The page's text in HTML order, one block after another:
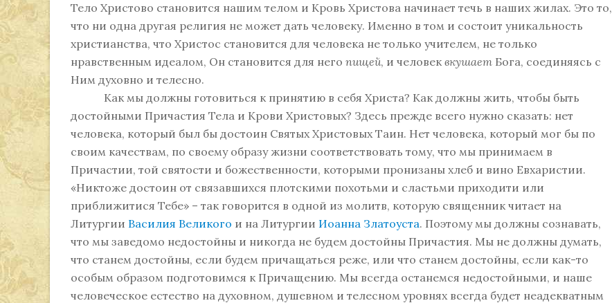
Тело Христово становится нашим телом и Кровь Христова начинает течь в наших жилах. Это то,
что ни одна другая религия не может дать человеку. Именно в том и состоит уникальность
христианства, что Христос становится для человека не только учителем, не только
нравственным идеалом, Он становится для него пищей, и человек вкушает Бога, соединяясь с
Ним духовно и телесно.
Как мы должны готовиться к принятию в себя Христа? Как должны жить, чтобы быть
достойными Причастия Тела и Крови Христовых? Здесь прежде всего нужно сказать: нет
человека, который был бы достоин Святых Христовых Таин. Нет человека, который мог бы по
своим качествам, по своему образу жизни соответствовать тому, что мы принимаем в
Причастии, той святости и божественности, которыми пронизаны хлеб и вино Евхаристии.
«Никтоже достоин от связавшихся плотскими похотьми и сластьми приходити или
приближитися Тебе» – так говорится в одной из молитв, которую священник читает на
Литургии Василия Великого и на Литургии Иоанна Златоуста. Поэтому мы должны сознавать,
что мы заведомо недостойны и никогда не будем достойны Причастия. Мы не должны думать,
что станем достойны, если будем причащаться реже, или что станем достойны, если как-то
особым образом подготовимся к Причащению. Мы всегда останемся недостойными, и наше
человеческое естество на духовном, душевном и телесном уровнях всегда будет неадекватным